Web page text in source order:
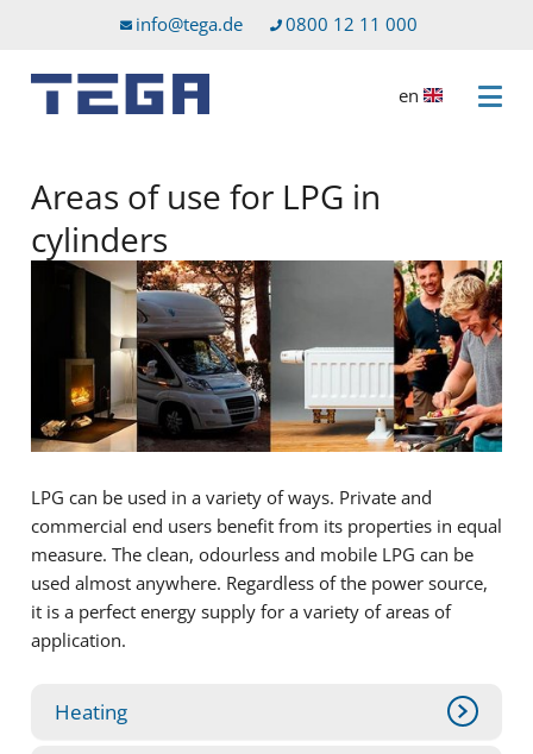
to main content
to service menuinfo@tega.de 0800 12 11 000
Open
en
Areas of use for LPG in
cylinders
LPG can be used in a variety of ways. Private and
commercial end users benefit from its properties in equal
measure. The clean, odourless and mobile LPG can be
used almost anywhere. Regardless of the power source,
it is a perfect energy supply for a variety of areas of
application.
Heating